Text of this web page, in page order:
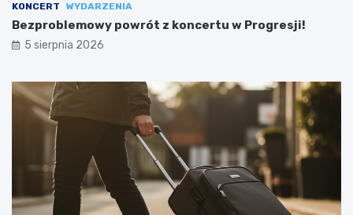
KONCERT WYDARZENIA
Bezproblemowy powrót z koncertu w Progresji!
5 sierpnia 2026